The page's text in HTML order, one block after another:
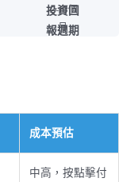
12-18個
月
投資回
報週期
成本預估
中高，按點擊付